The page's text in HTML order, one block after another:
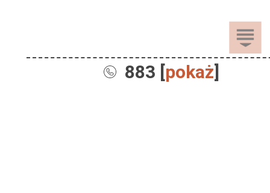
883 [pokaż]